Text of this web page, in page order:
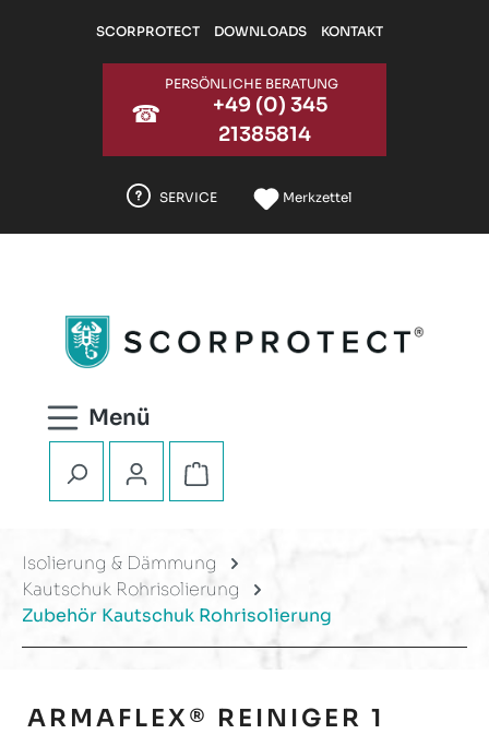
Zum Hauptinhalt springen
SCORPROTECT DOWNLOADS KONTAKT
☎
PERSÖNLICHE BERATUNG
+49 (0) 345
21385814
SERVICE Merkzettel
Warenkorb enthält 0
Isolierung & Dämmung
Kautschuk Rohrisolierung
Zubehör Kautschuk Rohrisolierung
ARMAFLEX® REINIGER 1